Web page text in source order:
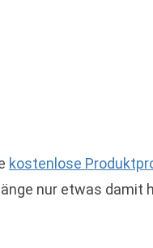
kostenlose
nur etwas damit